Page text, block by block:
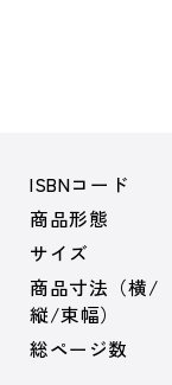
ISBNコード
商品形態
サイズ
商品寸法（横/
縦/束幅）
総ページ数